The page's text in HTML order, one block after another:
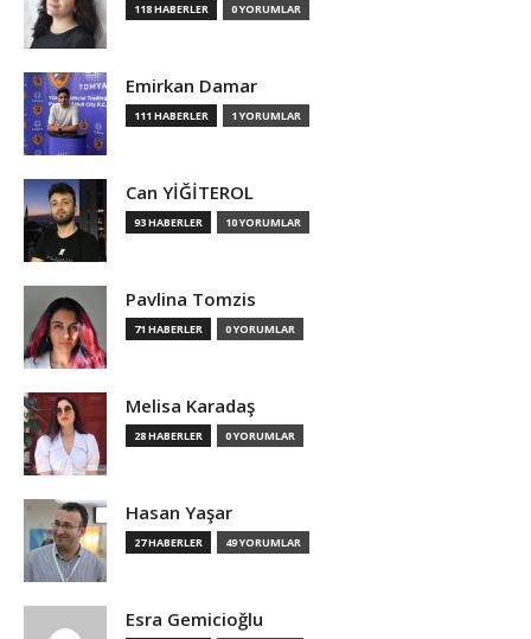
118 HABERLER 0 YORUMLAR
Emirkan Damar
111 HABERLER 1 YORUMLAR
Can YİĞİTEROL
93 HABERLER 10 YORUMLAR
Pavlina Tomzis
71 HABERLER 0 YORUMLAR
Melisa Karadaş
28 HABERLER 0 YORUMLAR
Hasan Yaşar
27 HABERLER 49 YORUMLAR
Esra Gemicioğlu